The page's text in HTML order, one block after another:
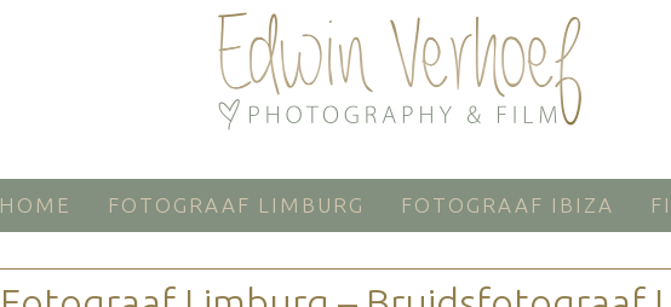
HOME FOTOGRAAF LIMBURG FOTOGRAAF IBIZA